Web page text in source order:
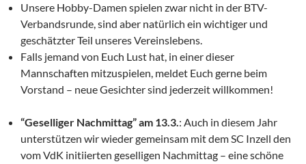
Unsere Hobby-Damen spielen zwar nicht in der BTV-
Verbandsrunde, sind aber natürlich ein wichtiger und
geschätzter Teil unseres Vereinslebens.
Falls jemand von Euch Lust hat, in einer dieser
Mannschaften mitzuspielen, meldet Euch gerne beim
Vorstand – neue Gesichter sind jederzeit willkommen!
“Geselliger Nachmittag” am 13.3.: Auch in diesem Jahr
unterstützen wir wieder gemeinsam mit dem SC Inzell den
vom VdK initiierten geselligen Nachmittag – eine schöne